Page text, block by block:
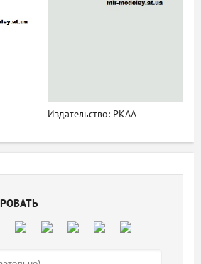
Издательство: PKAA